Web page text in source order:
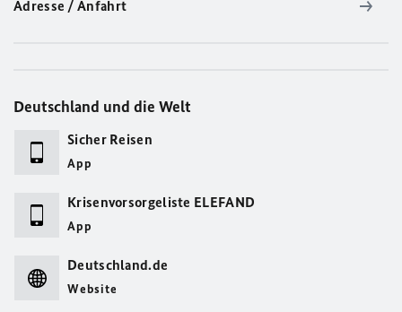
Adresse / Anfahrt
Deutschland und die Welt
Sicher Reisen
App
Krisenvorsorgeliste ELEFAND
App
Deutschland.de
Website